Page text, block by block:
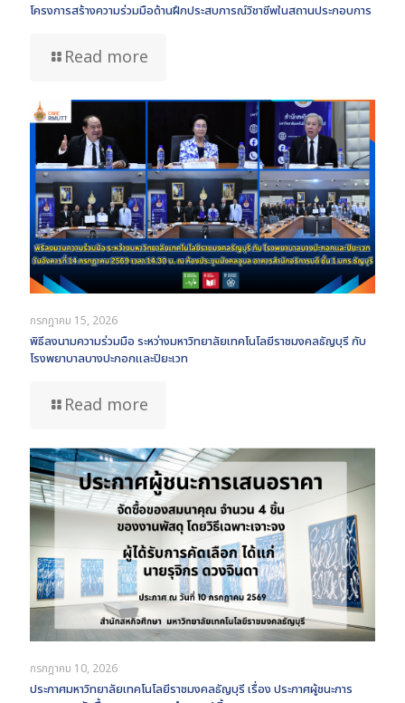
โครงการสร้างความร่วมมือด้านฝึกประสบการณ์วิชาชีพในสถานประกอบการ
Read more
กรกฎาคม 15, 2026
พิธีลงนามความร่วมมือ ระหว่างมหาวิทยาลัยเทคโนโลยีราชมงคลธัญบุรี กับ
โรงพยาบาลบางปะกอกและปิยะเวท
Read more
กรกฎาคม 10, 2026
ประกาศมหาวิทยาลัยเทคโนโลยีราชมงคลธัญบุรี เรื่อง ประกาศผู้ชนะการ